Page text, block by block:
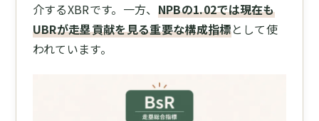
介するXBRです。一方、 NPBの1.02では現在も
UBRが走塁貢献を見る重要な構成指標として使
われています。